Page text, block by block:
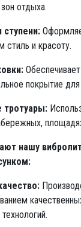
отдыха.
стиль и красоту.
покрытие
тротуары:
нашу